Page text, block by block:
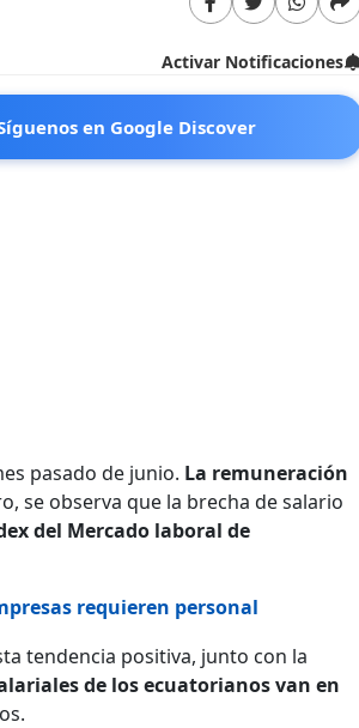
Activar Notificaciones
en Google Discover
pasado de junio. La remuneración
se observa que la brecha de salario
del Mercado laboral de
requieren personal
tendencia positiva, junto con la
de los ecuatorianos van en